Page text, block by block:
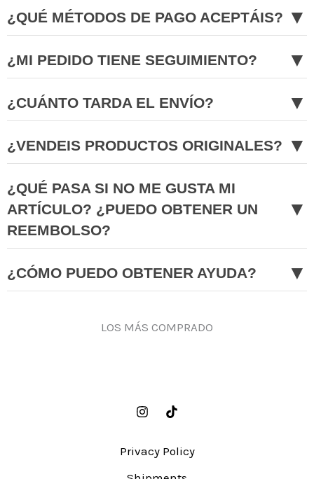
¿QUÉ MÉTODOS DE PAGO ACEPTÁIS? ▼
¿MI PEDIDO TIENE SEGUIMIENTO? ▼
¿CUÁNTO TARDA EL ENVÍO? ▼
¿VENDEIS PRODUCTOS ORIGINALES? ▼
¿QUÉ PASA SI NO ME GUSTA MI
ARTÍCULO? ¿PUEDO OBTENER UN
REEMBOLSO?
▼
¿CÓMO PUEDO OBTENER AYUDA? ▼
LOS MÁS COMPRADO
Privacy Policy